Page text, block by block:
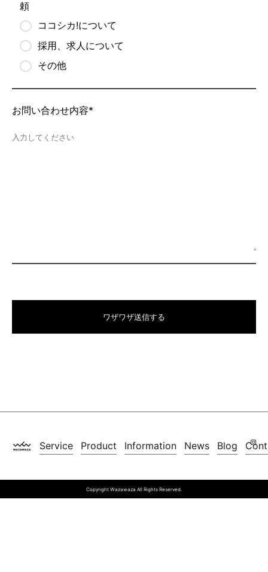
頼
ココシカ!について
採用、求人について
その他
お問い合わせ内容*
Service Product Information News Blog
Copyright Wazawaza All Rights Reserved.